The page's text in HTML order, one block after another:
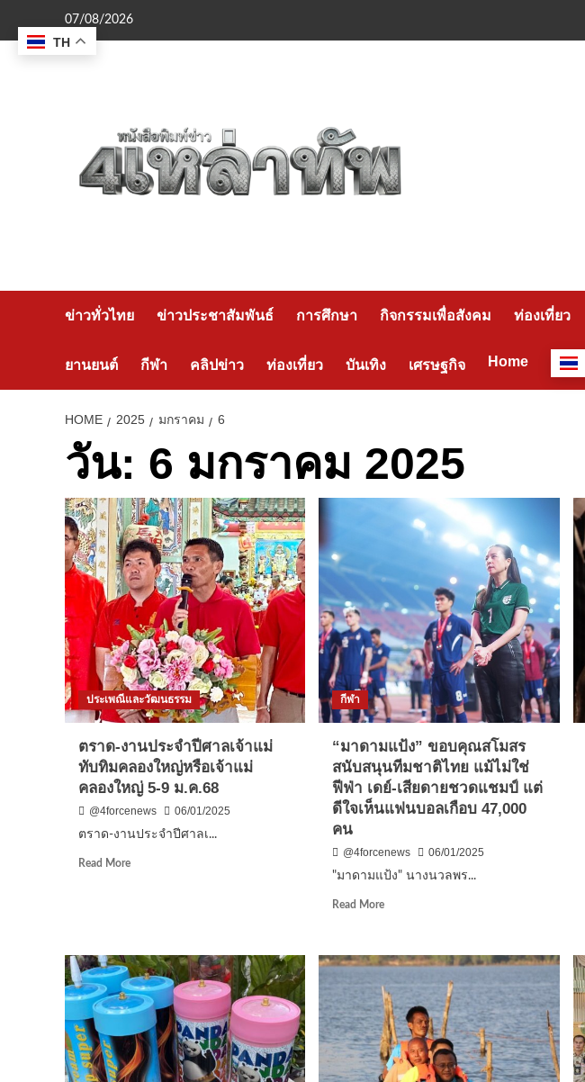
content
07/08/2026
ข่าวทั่วไทย ข่าวประชาสัมพันธ์ การศึกษา กิจกรรมเพื่อสังคม ท่องเที่ยว
ยานยนต์ กีฬา คลิปข่าว ท่องเที่ยว บันเทิง เศรษฐกิจ Home
HOME 2025 มกราคม 6
วัน: 6 มกราคม 2025
ประเพณีและวัฒนธรรม
ตราด-งานประจําปีศาลเจ้าแม่
ทับทิมคลองใหญ่หรือเจ้าแม่
คลองใหญ่ 5-9 ม.ค.68
@4forcenews
06/01/2025
ตราด-งานประจําปีศาลเ...
Read MoreRead
จํา
ปี
ศาล
เจ้า
แม่
ทับทิม
คลองใหญ่
กีฬา
“มาดามแป้ง” ขอบคุณสโมสร
สนับสนุนทีมชาติไทย แม้ไม่ใช่
ฟีฟ่า เดย์-เสียดายชวดแชมป์ แต่
ดีใจเห็นแฟนบอลเกือบ 47,000
คน
@4forcenews
06/01/2025
"มาดามแป้ง" นางนวลพร...
Read MoreRead
“มาดาม
แป้ง”
ขอบคุณ
สโมสร
สนับสนุน
ทีม
ชาติ
ไทย
TH